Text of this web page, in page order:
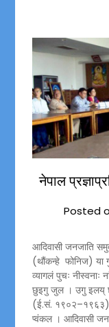
नेपाल
Posted
आदिवासी जनजाति
(थौंकन्हे फोनिज) या
व्यागलं पुचः नीस्वनाः
छुइगु जुल । उगु इलय् छगू
(ई.सं. १९०२–१९६३)
प्वंकल । आदिवासी